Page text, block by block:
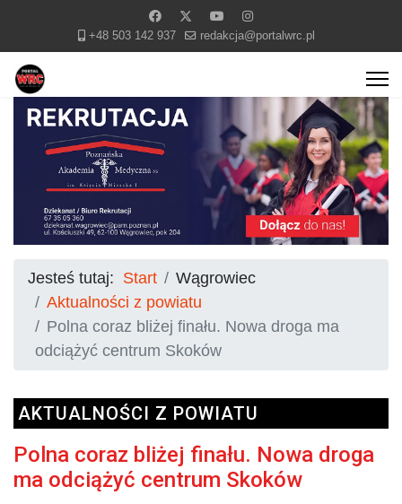
+48 503 142 937 redakcja@portalwrc.pl
Jesteś tutaj: Start
Wągrowiec
Aktualności z powiatu
Polna coraz bliżej finału. Nowa droga ma
odciążyć centrum Skoków
AKTUALNOŚCI Z POWIATU
Polna coraz bliżej finału. Nowa droga
ma odciążyć centrum Skoków